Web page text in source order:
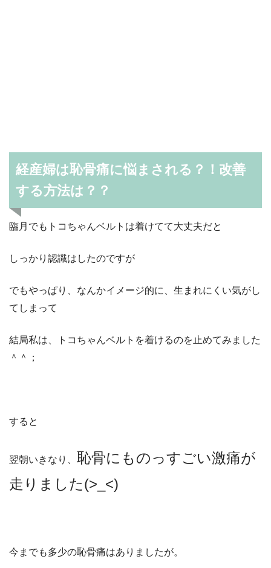
経産婦は恥骨痛に悩まされる？！改善
する方法は？？
臨月でもトコちゃんベルトは着けてて大丈夫だと
しっかり認識はしたのですが
でもやっぱり、なんかイメージ的に、生まれにくい気がし
てしまって
結局私は、トコちゃんベルトを着けるのを止めてみました
＾＾；
すると
翌朝いきなり、 恥骨にものっすごい激痛が
走りました(>_<)
今までも多少の恥骨痛はありましたが。